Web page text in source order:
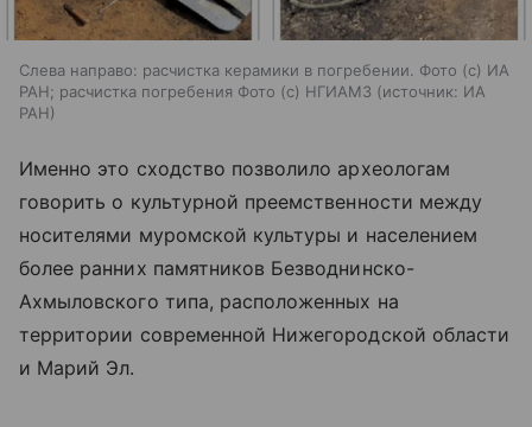
Слева направо: расчистка керамики в погребении. Фото (с) ИА
РАН; расчистка погребения Фото (с) НГИАМЗ
источник: ИА
РАН
Именно это сходство позволило археологам
говорить о культурной преемственности между
носителями муромской культуры и населением
более ранних памятников Безводнинско-
Ахмыловского типа, расположенных на
территории современной Нижегородской области
и Марий Эл.